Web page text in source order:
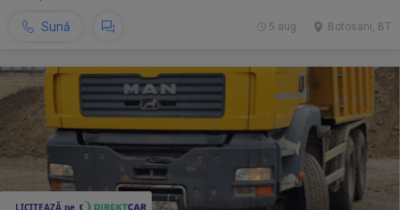
Sună Botosani, BT
5 aug.